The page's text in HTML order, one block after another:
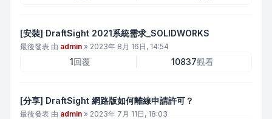
[安裝] DraftSight 2021系統需求_SOLIDWORKS
最後發表 由 admin » 2023年 8月 16日, 14:54
1回覆 10837觀看
[分享] DraftSight 網路版如何離線申請許可？
最後發表 由 admin » 2023年 7月 11日, 18:03